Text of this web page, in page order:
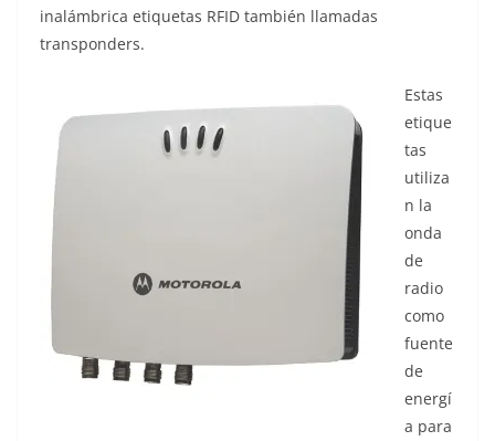
inalámbrica etiquetas RFID también llamadas
transponders.
Estas
etique
tas
utiliza
n la
onda
de
radio
como
fuente
de
energí
a para